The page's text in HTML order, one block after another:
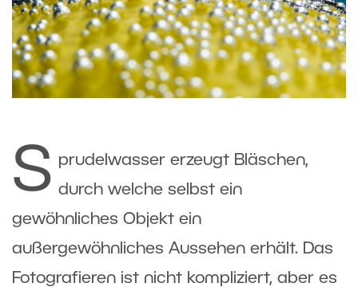
S prudelwasser erzeugt Bläschen,
durch welche selbst ein
gewöhnliches Objekt ein
außergewöhnliches Aussehen erhält. Das
Fotografieren ist nicht kompliziert, aber es